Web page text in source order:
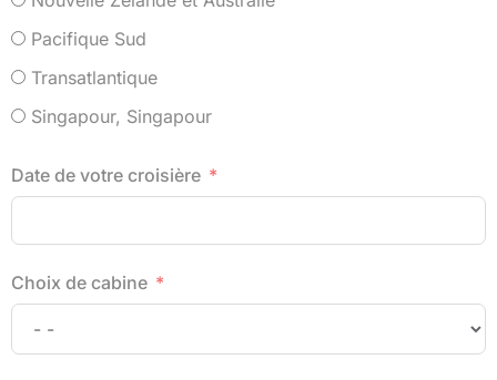
Pacifique Sud
Transatlantique
Singapour, Singapour
Date de votre croisière
Choix de cabine